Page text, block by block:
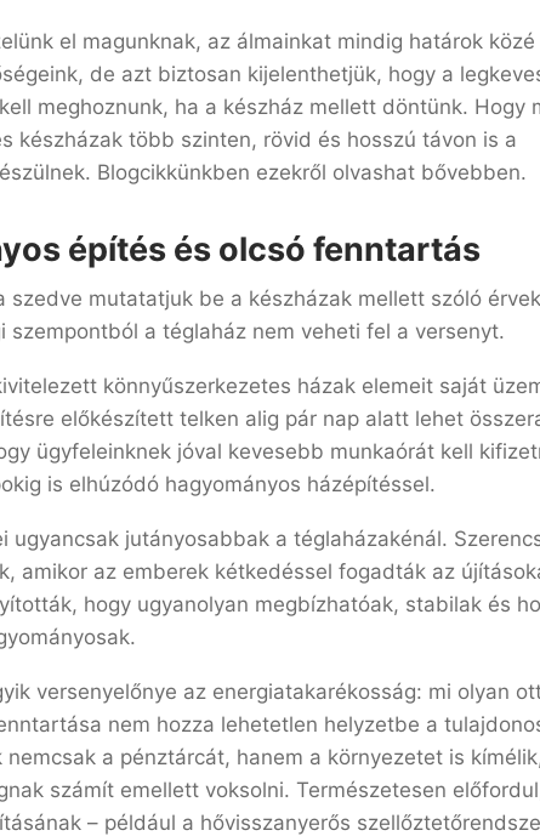
el magunknak, az álmainkat mindig határok közé
de azt biztosan kijelenthetjük, hogy a
meghoznunk, ha a készház mellett döntünk. Hogy
készházak több szinten, rövid és hosszú távon is a
Blogcikkünkben ezekről olvashat bővebben.
építés és olcsó fenntartás
szedve mutatatjuk be a készházak mellett szóló
szempontból a téglaház nem veheti fel a versenyt.
könnyűszerkezetes házak elemeit saját
előkészített telken alig pár nap alatt lehet
ügyfeleinknek jóval kevesebb munkaórát kell
is elhúzódó hagyományos házépítéssel.
ugyancsak jutányosabbak a téglaházakénál.
amikor az emberek kétkedéssel fogadták az
hogy ugyanolyan megbízhatóak, stabilak és
versenyelőnye az energiatakarékosság: mi olyan
nem hozza lehetetlen helyzetbe a
nemcsak a pénztárcát, hanem a környezetet is
számít emellett voksolni. Természetesen
– például a hővisszanyerős